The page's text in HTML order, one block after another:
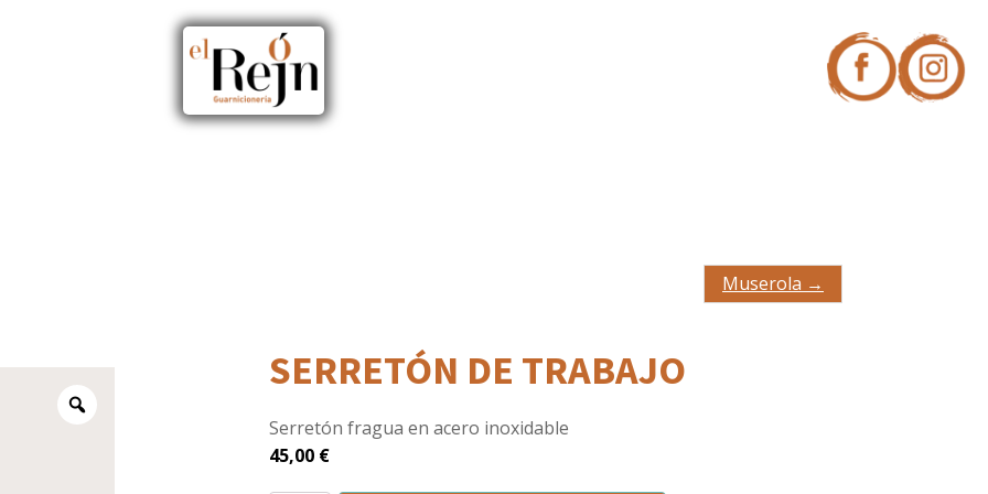
Muserola →
Zoom
SERRETÓN DE TRABAJO
Serretón fragua en acero inoxidable
45,00 €